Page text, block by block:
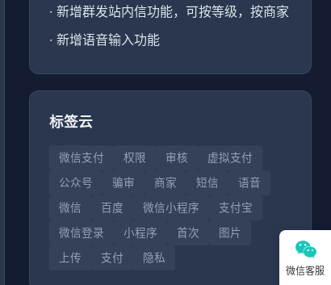
· 新增群发站内信功能，可按等级，按商家
· 新增语音输入功能
标签云
微信支付 权限 审核
虚拟支付
公众号
骗审 商家 短信
语音
微信
百度 微信小程序
支付宝
微信登录
小程序 首次
图片
上传
支付 隐私
微信客服